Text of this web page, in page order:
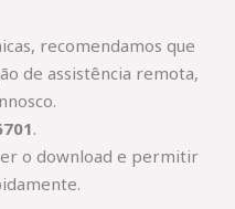
recomendamos que
de assistência remota,
.
o download e permitir